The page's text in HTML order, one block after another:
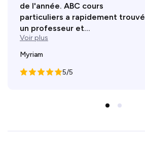
de l'année. ABC cours
particuliers a rapidement trouvé
un professeur et...
Voir plus
Myriam
5/5